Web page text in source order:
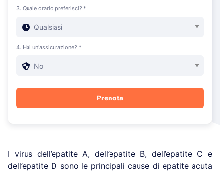
3. Quale orario preferisci? *
4. Hai un'assicurazione? *
I virus dell’epatite A, dell’epatite B, dell’epatite C e
dell’epatite D sono le principali cause di epatite acuta